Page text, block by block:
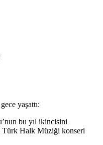
yaşattı:
bu yıl ikincisini
Türk Halk Müziği konseri